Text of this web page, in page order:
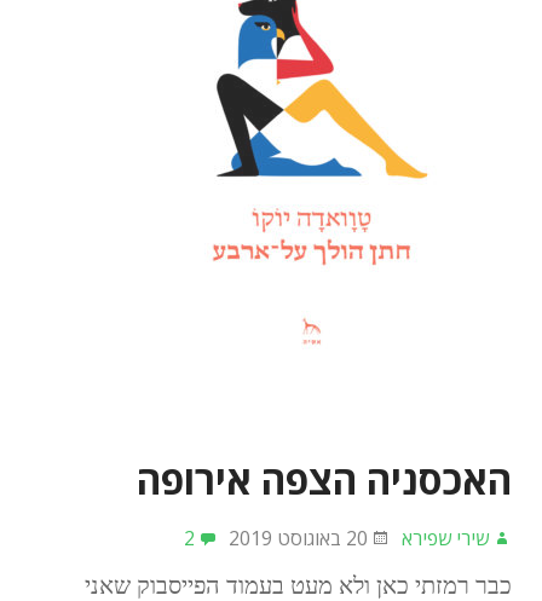
האכסניה הצפה אירופה
שירי שפירא 20 באוגוסט 2019 2
כבר רמזתי כאן ולא מעט בעמוד הפייסבוק שאני